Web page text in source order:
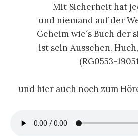
Mit Sicherheit hat
und niemand auf der
Geheim wie´s Buch der
ist sein Aussehen.
(RG0553-
und hier auch noch zum